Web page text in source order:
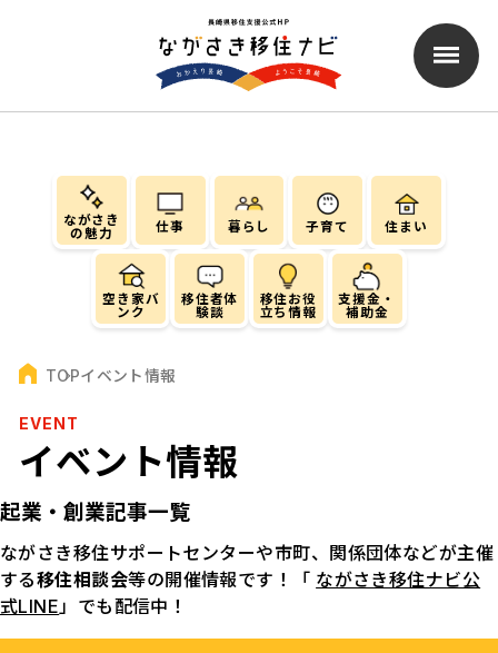
ながさき
の魅力
仕事 暮らし 子育て 住まい
空き家バ
ンク
移住者体
験談
移住お役
立ち情報
支援金・
補助金
TOPイベント情報
EVENT
イベント情報
起業・創業記事一覧
ながさき移住サポートセンターや市町、関係団体などが主催
する移住相談会等の開催情報です！「 ながさき移住ナビ公
式LINE 」でも配信中！